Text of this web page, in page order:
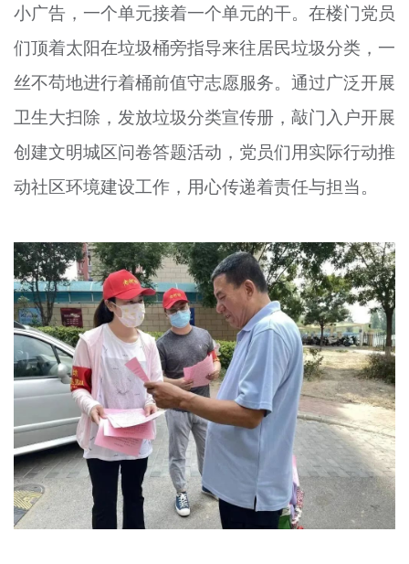
小广告，一个单元接着一个单元的干。在楼门党员
们顶着太阳在垃圾桶旁指导来往居民垃圾分类，一
丝不苟地进行着桶前值守志愿服务。通过广泛开展
卫生大扫除，发放垃圾分类宣传册，敲门入户开展
创建文明城区问卷答题活动，党员们用实际行动推
动社区环境建设工作，用心传递着责任与担当。